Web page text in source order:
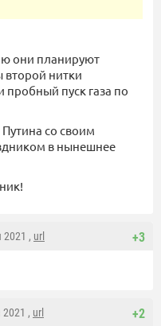
они планируют
второй нитки
пробный пуск газа по
со своим
в нынешнее
+3
2021 , url
+2
2021 , url